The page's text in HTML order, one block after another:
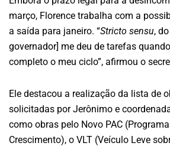
março, Florence trabalha com a
a saída para janeiro. “Stricto sensu,
governador] me deu de tarefas
completo o meu ciclo”, afirmou o
Ele destacou a realização da lista de
solicitadas por Jerônimo e
como obras pelo Novo PAC
Crescimento), o VLT (Veículo Leve